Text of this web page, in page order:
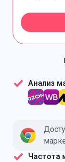
Анализ
Частота